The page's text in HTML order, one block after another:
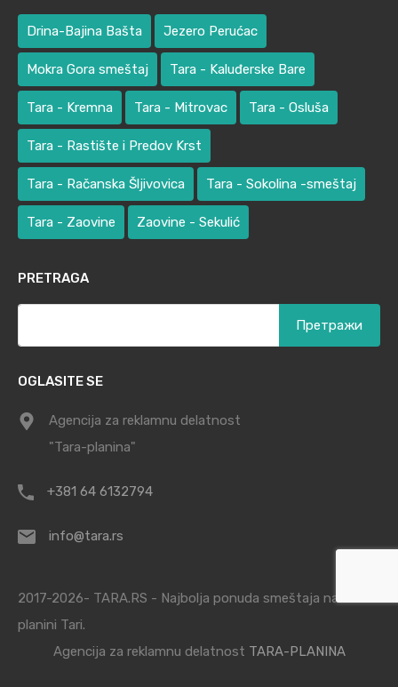
Drina-Bajina Bašta Jezero Perućac
Mokra Gora smeštaj Tara - Kaluđerske Bare
Tara - Kremna Tara - Mitrovac Tara - Osluša
Tara - Rastište i Predov Krst
Tara - Račanska Šljivovica Tara - Sokolina -smeštaj
Tara - Zaovine Zaovine - Sekulić
PRETRAGA
OGLASITE SE
Agencija za reklamnu delatnost
"Tara-planina"
+381 64 6132794
info@tara.rs
2017-2026- TARA.RS - Najbolja ponuda smeštaja na
planini Tari.
Agencija za reklamnu delatnost TARA-PLANINA